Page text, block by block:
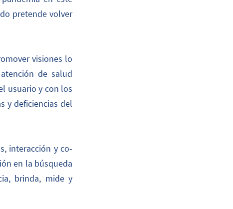
pretende volver
visiones lo
de salud
usuario y con los
y deficiencias del
interacción y co-
en la búsqueda
brinda, mide y